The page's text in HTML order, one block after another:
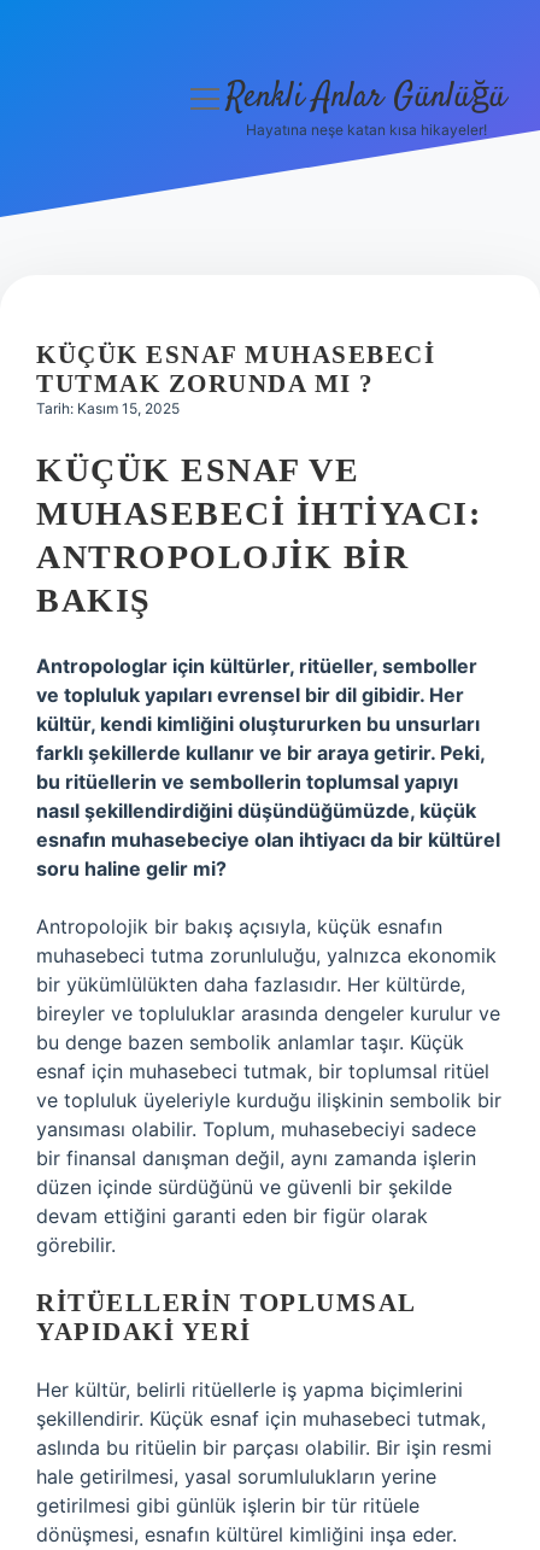
Hakkımızda
menüyüRenkli Anlar Günlüğü
Hayatına neşe katan kısa hikayeler!
KÜÇÜK ESNAF MUHASEBECI
TUTMAK ZORUNDA MI ?
Tarih: Kasım 15, 2025
KÜÇÜK ESNAF VE
MUHASEBECI İHTIYACI:
ANTROPOLOJIK BIR
BAKIŞ
Antropologlar için kültürler, ritüeller, semboller
ve topluluk yapıları evrensel bir dil gibidir. Her
kültür, kendi kimliğini oluştururken bu unsurları
farklı şekillerde kullanır ve bir araya getirir. Peki,
bu ritüellerin ve sembollerin toplumsal yapıyı
nasıl şekillendirdiğini düşündüğümüzde, küçük
esnafın muhasebeciye olan ihtiyacı da bir kültürel
soru haline gelir mi?
Antropolojik bir bakış açısıyla, küçük esnafın
muhasebeci tutma zorunluluğu, yalnızca ekonomik
bir yükümlülükten daha fazlasıdır. Her kültürde,
bireyler ve topluluklar arasında dengeler kurulur ve
bu denge bazen sembolik anlamlar taşır. Küçük
esnaf için muhasebeci tutmak, bir toplumsal ritüel
ve topluluk üyeleriyle kurduğu ilişkinin sembolik bir
yansıması olabilir. Toplum, muhasebeciyi sadece
bir finansal danışman değil, aynı zamanda işlerin
düzen içinde sürdüğünü ve güvenli bir şekilde
devam ettiğini garanti eden bir figür olarak
görebilir.
RITÜELLERIN TOPLUMSAL
YAPIDAKI YERI
Her kültür, belirli ritüellerle iş yapma biçimlerini
şekillendirir. Küçük esnaf için muhasebeci tutmak,
aslında bu ritüelin bir parçası olabilir. Bir işin resmi
hale getirilmesi, yasal sorumlulukların yerine
getirilmesi gibi günlük işlerin bir tür ritüele
dönüşmesi, esnafın kültürel kimliğini inşa eder.